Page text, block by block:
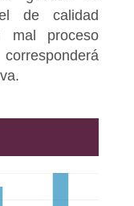
de calidad
mal proceso